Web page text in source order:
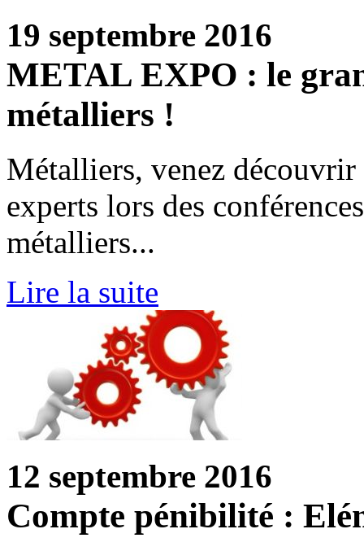
19 septembre 2016
METAL EXPO : le
métalliers !
Métalliers, venez
experts lors des
métalliers...
Lire la suite
12 septembre 2016
Compte pénibilité :